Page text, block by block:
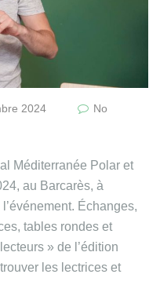
2024 No
Méditerranée Polar et
au Barcarès, à
Échanges,
tables rondes et
» de l’édition
les lectrices et